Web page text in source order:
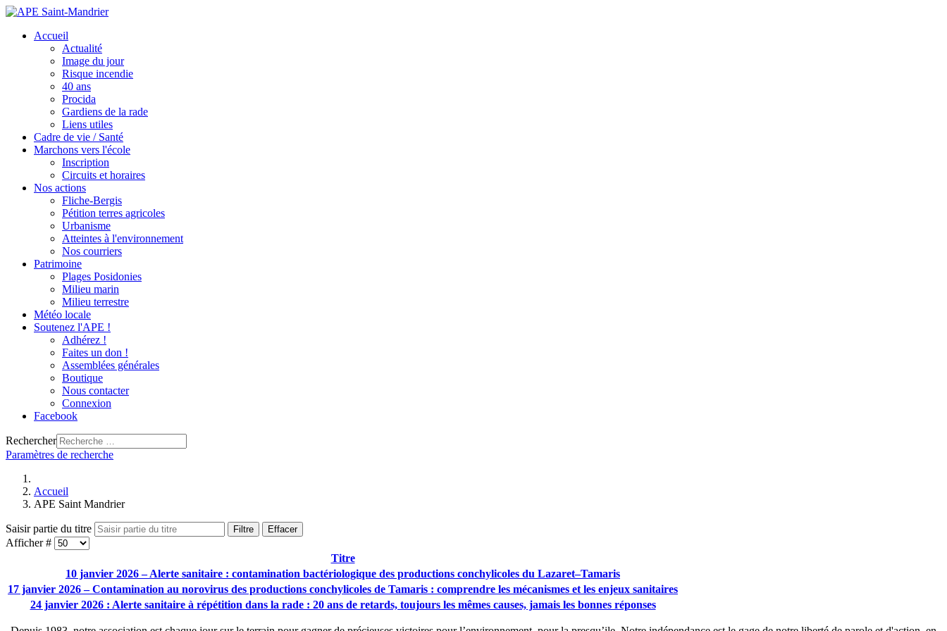
Accueil
Actualité
Image du jour
Risque incendie
40 ans
Procida
Gardiens de la rade
Liens utiles
Cadre de vie / Santé
Marchons vers l'école
Inscription
Circuits et horaires
Nos actions
Fliche-Bergis
Pétition terres agricoles
Urbanisme
Atteintes à l'environnement
Nos courriers
Patrimoine
Plages Posidonies
Milieu marin
Milieu terrestre
Météo locale
Soutenez l'APE !
Adhérez !
Faites un don !
Assemblées générales
Boutique
Nous contacter
Connexion
Facebook
Rechercher
Paramètres de recherche
Accueil
APE Saint Mandrier
Saisir partie du titre Filtre Effacer
Afficher #
Titre
10 janvier 2026 – Alerte sanitaire : contamination bactériologique des productions conchylicoles du Lazaret–Tamaris
17 janvier 2026 – Contamination au norovirus des productions conchylicoles de Tamaris : comprendre les mécanismes et les enjeux sanitaires
24 janvier 2026 : Alerte sanitaire à répétition dans la rade : 20 ans de retards, toujours les mêmes causes, jamais les bonnes réponses